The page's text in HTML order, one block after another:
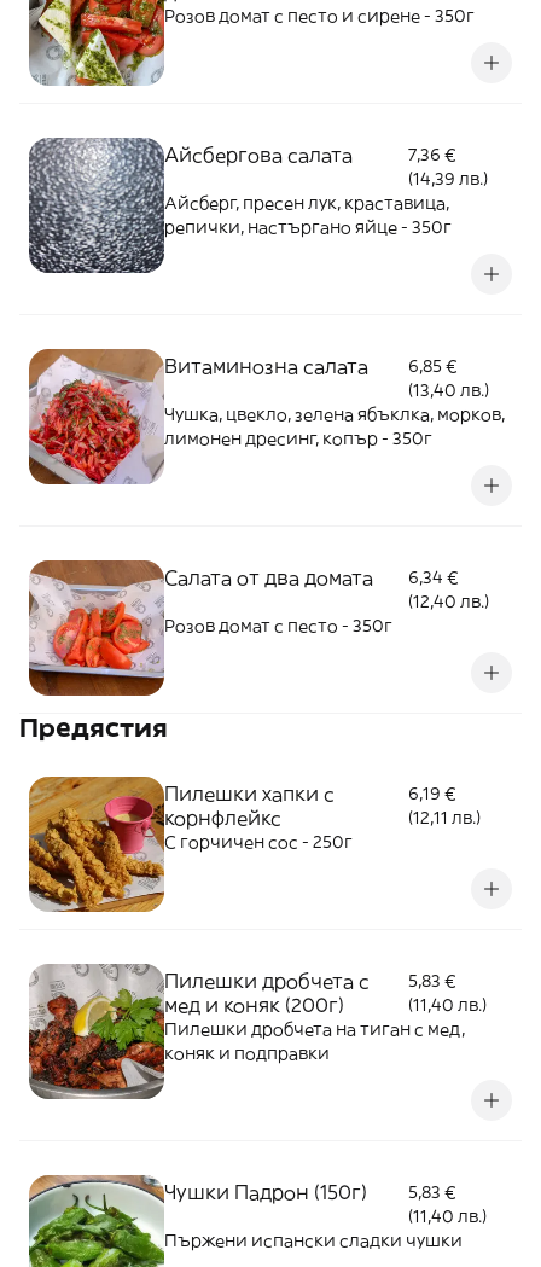
Розов домат с песто и сирене - 350г
Айсбергова салата
7,36 €
(14,39 лв.)
Айсберг, пресен лук, краставица,
репички, настъргано яйце - 350г
Витаминозна салата
6,85 €
(13,40 лв.)
Чушка, цвекло, зелена ябъклка, морков,
лимонен дресинг, копър - 350г
Салата от два домата
6,34 €
(12,40 лв.)
Розов домат с песто - 350г
Предястия
Пилешки хапки с
корнфлейкс
6,19 €
(12,11 лв.)
С горчичен сос - 250г
Пилешки дробчета с
мед и коняк (200г)
5,83 €
(11,40 лв.)
Пилешки дробчета на тиган с мед,
коняк и подправки
Чушки Падрон (150г)
5,83 €
(11,40 лв.)
Пържени испански сладки чушки